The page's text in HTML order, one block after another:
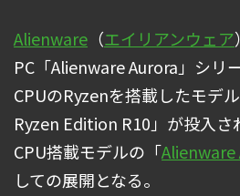
Alienware （エイリアンウェア
PC「Alienware Aurora」シリ
CPUのRyzenを搭載したモデ
Ryzen Edition R10」が投入
CPU搭載モデルの「Alienware
しての展開となる。